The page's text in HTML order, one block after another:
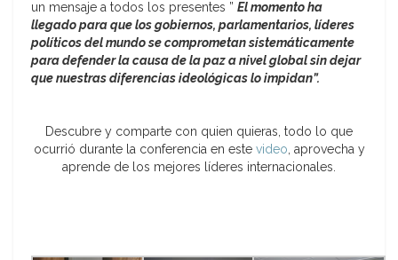
un mensaje a todos los presentes ” El momento ha
llegado para que los gobiernos, parlamentarios, líderes
políticos del mundo se comprometan sistemáticamente
para defender la causa de la paz a nivel global sin dejar
que nuestras diferencias ideológicas lo impidan”.
Descubre y comparte con quien quieras, todo lo que
ocurrió durante la conferencia en este video, aprovecha y
aprende de los mejores líderes internacionales.